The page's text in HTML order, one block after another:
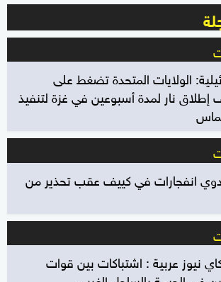
الولايات المتحدة تضغط على
إطلاق نار لمدة أسبوعين في غزة لتنفيذ
انفجارات في كييف عقب تحذير من
نيوز عربية : اشتباكات بين قوات